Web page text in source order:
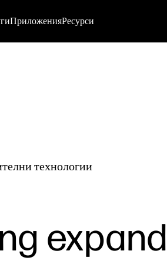
ПриложенияРесурси
технологии